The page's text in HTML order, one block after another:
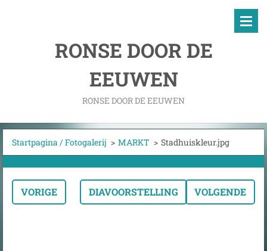
RONSE DOOR DE
EEUWEN
RONSE DOOR DE EEUWEN
Startpagina / Fotogalerij > MARKT > Stadhuiskleur.jpg
VORIGE DIAVOORSTELLING VOLGENDE